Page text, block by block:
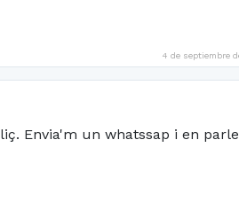
4 de septiembre
Envia'm un whatssap i en